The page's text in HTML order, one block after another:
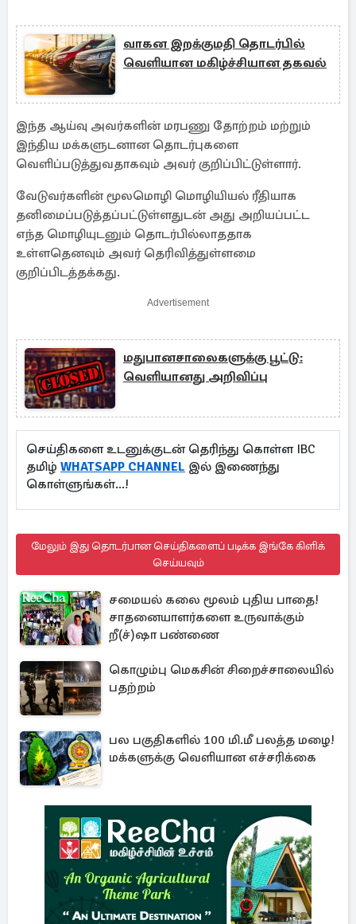
வாகன இறக்குமதி தொடர்பில்
வெளியான மகிழ்ச்சியான தகவல்
இந்த ஆய்வு அவர்களின் மரபணு தோற்றம் மற்றும்
இந்திய மக்களுடனான தொடர்புகளை
வெளிப்படுத்துவதாகவும் அவர் குறிப்பிட்டுள்ளார்.
வேடுவர்களின் மூலமொழி மொழியியல் ரீதியாக
தனிமைப்படுத்தப்பட்டுள்ளதுடன் அது அறியப்பட்ட
எந்த மொழியுடனும் தொடர்பில்லாததாக
உள்ளதெனவும் அவர் தெரிவித்துள்ளமை
குறிப்பிடத்தக்கது.
Advertisement
மதுபானசாலைகளுக்கு பூட்டு:
வெளியானது அறிவிப்பு
செய்திகளை உடனுக்குடன் தெரிந்து கொள்ள IBC
தமிழ் WHATSAPP CHANNEL இல் இணைந்து
கொள்ளுங்கள்...!
மேலும் இது தொடர்பான செய்திகளைப் படிக்க இங்கே கிளிக்
செய்யவும்
சமையல் கலை மூலம் புதிய பாதை!
சாதனையாளர்களை உருவாக்கும்
றீ(ச்)ஷா பண்ணை
கொழும்பு மெகசின் சிறைச்சாலையில்
பதற்றம்
பல பகுதிகளில் 100 மி.மீ பலத்த மழை!
மக்களுக்கு வெளியான எச்சரிக்கை